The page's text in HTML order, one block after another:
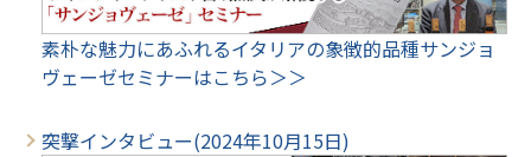
素朴な魅力にあふれるイタリアの象徴的品種サンジョ
ヴェーゼセミナーはこちら＞＞
突撃インタビュー(2024年10月15日)